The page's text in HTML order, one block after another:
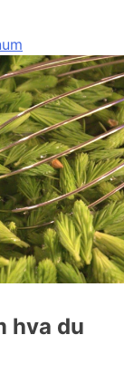
hva du